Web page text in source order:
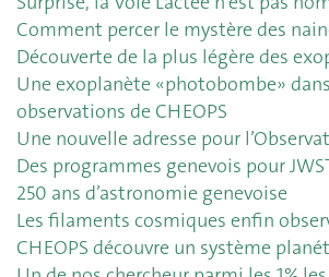
Comment percer le mystère des
Découverte de la plus légère des
Une exoplanète «photobombe»
observations de CHEOPS
Une nouvelle adresse pour
Des programmes genevois pour
250 ans d’astronomie genevoise
Les filaments cosmiques enfin
CHEOPS découvre un système